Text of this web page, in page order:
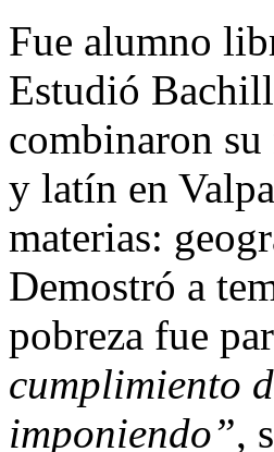
Fue alumno
Estudió
combinaron
y latín en
materias:
Demostró a
pobreza fue
cumplimiento
imponiendo”,